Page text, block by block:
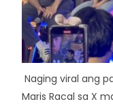
Naging viral ang
Maris Racal sa X